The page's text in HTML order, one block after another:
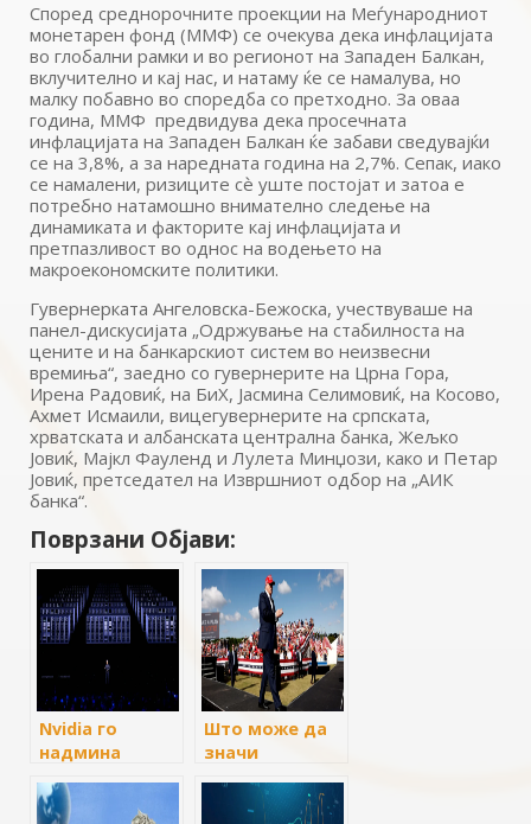
Според среднорочните проекции на Меѓународниот
монетарен фонд (ММФ) се очекува дека инфлацијата
во глобални рамки и во регионот на Западен Балкан,
вклучително и кај нас, и натаму ќе се намалува, но
малку побавно во споредба со претходно. За оваа
година, ММФ предвидува дека просечната
инфлацијата на Западен Балкан ќе забави сведувајќи
се на 3,8%, а за наредната година на 2,7%. Сепак, иако
се намалени, ризиците сѐ уште постојат и затоа е
потребно натамошно внимателно следење на
динамиката и факторите кај инфлацијата и
претпазливост во однос на водењето на
макроекономските политики.
Гувернерката Ангеловска-Бежоска, учествуваше на
панел-дискусијата „Одржување на стабилноста на
цените и на банкарскиот систем во неизвесни
времиња“, заедно со гувернерите на Црна Гора,
Ирена Радовиќ, на БиХ, Јасмина Селимовиќ, на Косово,
Ахмет Исмаили, вицегувернерите на српската,
хрватската и албанската централна банка, Жељко
Јовиќ, Мајкл Фауленд и Лулета Минџози, како и Петар
Јовиќ, претседател на Извршниот одбор на „АИК
банка“.
Поврзани Објави:
Nvidia го
надмина
стана
Што може да
значи
на Трамп за